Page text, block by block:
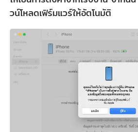
วน์โหลดเฟิร์มแวร์ให้อัตโนมัติ